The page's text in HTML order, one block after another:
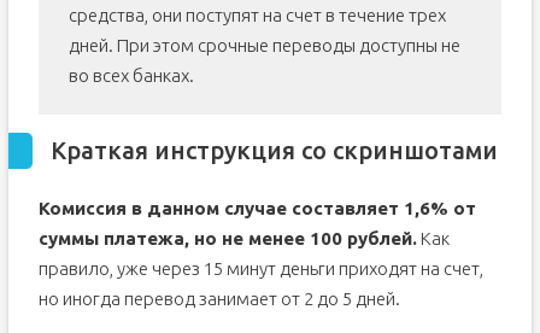
средства, они поступят на счет в течение трех
дней. При этом срочные переводы доступны не
во всех банках.
Краткая инструкция со скриншотами
Комиссия в данном случае составляет 1,6% от
суммы платежа, но не менее 100 рублей.Как
правило, уже через 15 минут деньги приходят на счет,
но иногда перевод занимает от 2 до 5 дней.